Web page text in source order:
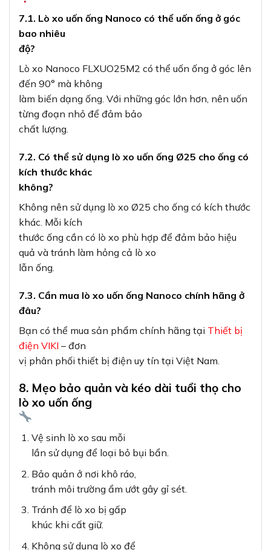
7.1. Lò xo uốn ống Nanoco có thể uốn ống ở góc
bao nhiêu
độ?
Lò xo Nanoco FLXUO25M2 có thể uốn ống ở góc lên
đến 90° mà không
làm biến dạng ống. Với những góc lớn hơn, nên uốn
từng đoạn nhỏ để đảm bảo
chất lượng.
7.2. Có thể sử dụng lò xo uốn ống Ø25 cho ống có
kích thước khác
không?
Không nên sử dụng lò xo Ø25 cho ống có kích thước
khác. Mỗi kích
thước ống cần có lò xo phù hợp để đảm bảo hiệu
quả và tránh làm hỏng cả lò xo
lẫn ống.
7.3. Cần mua lò xo uốn ống Nanoco chính hãng ở
đâu?
Bạn có thể mua sản phẩm chính hãng tại Thiết bị
điện VIKI – đơn
vị phân phối thiết bị điện uy tín tại Việt Nam.
8. Mẹo bảo quản và kéo dài tuổi thọ cho
lò xo uốn ống
Vệ sinh lò xo sau mỗi
lần sử dụng để loại bỏ bụi bẩn.
Bảo quản ở nơi khô ráo,
tránh môi trường ẩm ướt gây gỉ sét.
Tránh để lò xo bị gấp
khúc khi cất giữ.
Không sử dụng lò xo để